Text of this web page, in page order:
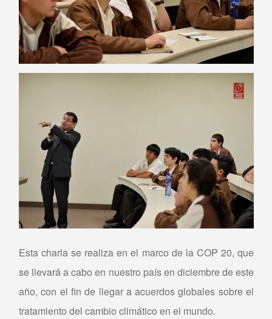
Esta charla se realiza en el marco de la COP 20, que
se llevará a cabo en nuestro país en diciembre de este
año, con el fin de llegar a acuerdos globales sobre el
tratamiento del cambio climático en el mundo.